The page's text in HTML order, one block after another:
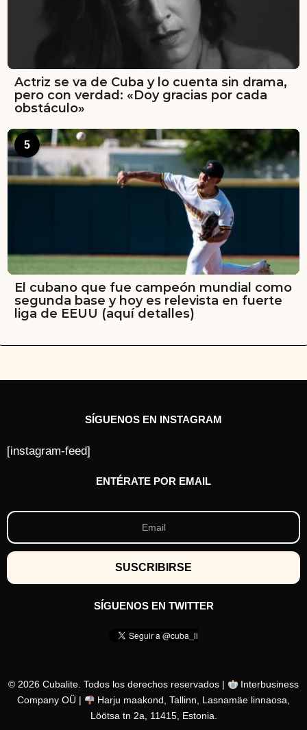
Actriz se va de Cuba y lo cuenta sin drama,
pero con verdad: «Doy gracias por cada
obstáculo»
5
El cubano que fue campeón mundial como
segunda base y hoy es relevista en fuerte
liga de EEUU (aquí detalles)
SÍGUENOS EN INSTAGRAM
[instagram-feed]
ENTÉRATE POR EMAIL
SÍGUENOS EN TWITTER
© 2026 Cubalite. Todos los derechos reservados |
Interbusiness
Company OÜ |
Harju maakond, Tallinn, Lasnamäe linnaosa,
Löötsa tn 2a, 11415, Estonia.